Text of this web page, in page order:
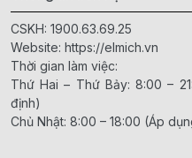
CSKH: 1900.63.69.25
Website: https://elmich.vn
Thời gian làm việc:
Thứ Hai – Thứ Bảy: 8:00 –
định)
Chủ Nhật: 8:00 – 18:00 (Áp